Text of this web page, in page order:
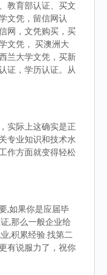
教育部认证、买文
文凭，留信网认
网，文凭购买，买
文凭， 买澳洲大
兰大学文凭，买新
证，学历认证。从
实际上这确实是正
专业知识和技术水
作方面就变得轻松
,如果你是应届毕
,那么一般企业给
,积累经验.找第二
有说服力了，祝你